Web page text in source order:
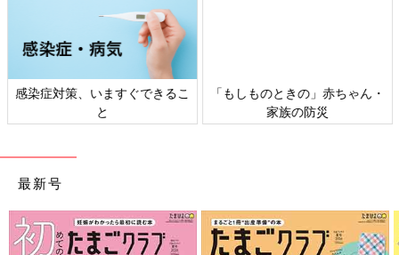
感染症対策、いますぐできるこ
と
「もしものときの」赤ちゃん・
家族の防災
最新号